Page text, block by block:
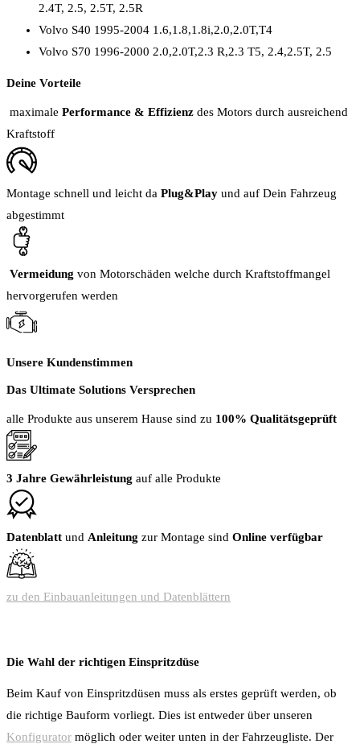
2.4T, 2.5, 2.5T, 2.5R
Volvo S40 1995-2004 1.6,1.8,1.8i,2.0,2.0T,T4
Volvo S70 1996-2000 2.0,2.0T,2.3 R,2.3 T5, 2.4,2.5T, 2.5
Deine Vorteile
maximale Performance & Effizienz des Motors durch ausreichend
Kraftstoff
Montage schnell und leicht da Plug&Play und auf Dein Fahrzeug
abgestimmt
Vermeidung von Motorschäden welche durch Kraftstoffmangel
hervorgerufen werden
Unsere Kundenstimmen
Das Ultimate Solutions Versprechen
alle Produkte aus unserem Hause sind zu 100% Qualitätsgeprüft
3 Jahre Gewährleistung auf alle Produkte
Datenblatt und Anleitung zur Montage sind Online verfügbar
zu den Einbauanleitungen und Datenblättern
Die Wahl der richtigen Einspritzdüse
Beim Kauf von Einspritzdüsen muss als erstes geprüft werden, ob
die richtige Bauform vorliegt. Dies ist entweder über unseren
Konfigurator möglich oder weiter unten in der Fahrzeugliste. Der